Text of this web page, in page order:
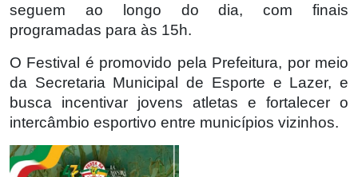
seguem ao longo do dia, com finais
programadas para às 15h.
O Festival é promovido pela Prefeitura, por meio
da Secretaria Municipal de Esporte e Lazer, e
busca incentivar jovens atletas e fortalecer o
intercâmbio esportivo entre municípios vizinhos.